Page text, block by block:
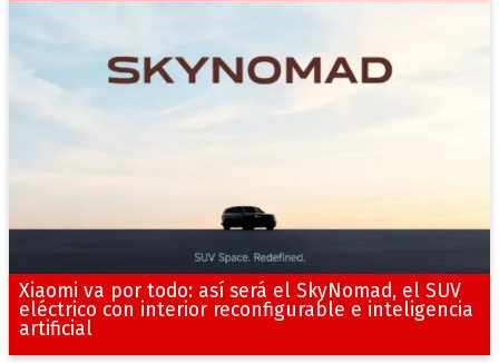
Xiaomi va por todo: así será el SkyNomad, el SUV
eléctrico con interior reconfigurable e inteligencia
artificial